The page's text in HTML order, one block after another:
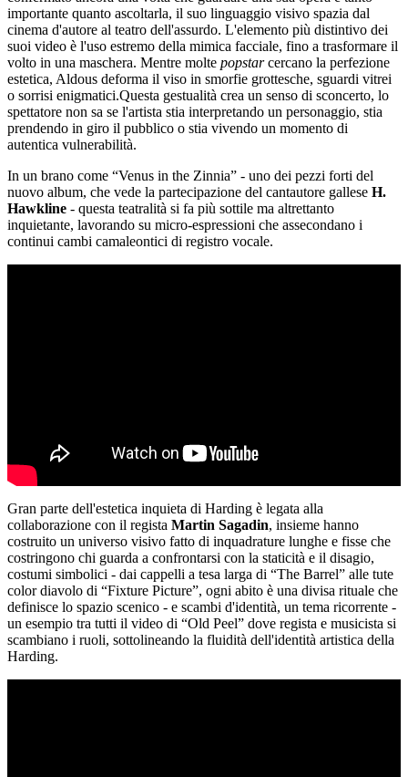
importante quanto ascoltarla, il suo linguaggio visivo spazia dal
cinema d'autore al teatro dell'assurdo. L'elemento più distintivo dei
suoi video è l'uso estremo della mimica facciale, fino a trasformare il
volto in una maschera. Mentre molte popstarcercano la perfezione
estetica, Aldous deforma il viso in smorfie grottesche, sguardi vitrei
o sorrisi enigmatici.Questa gestualità crea un senso di sconcerto, lo
spettatore non sa se l'artista stia interpretando un personaggio, stia
prendendo in giro il pubblico o stia vivendo un momento di
autentica vulnerabilità.
In un brano come “Venus in the Zinnia” - uno dei pezzi forti del
nuovo album, che vede la partecipazione del cantautore gallese H.
Hawkline - questa teatralità si fa più sottile ma altrettanto
inquietante, lavorando su micro-espressioni che assecondano i
continui cambi camaleontici di registro vocale.
Gran parte dell'estetica inquieta di Harding è legata alla
collaborazione con il regista Martin Sagadin, insieme hanno
costruito un universo visivo fatto di inquadrature lunghe e fisse che
costringono chi guarda a confrontarsi con la staticità e il disagio,
costumi simbolici - dai cappelli a tesa larga di “The Barrel” alle tute
color diavolo di “Fixture Picture”, ogni abito è una divisa rituale che
definisce lo spazio scenico - e scambi d'identità, un tema ricorrente -
un esempio tra tutti il video di “Old Peel” dove regista e musicista si
scambiano i ruoli, sottolineando la fluidità dell'identità artistica della
Harding.